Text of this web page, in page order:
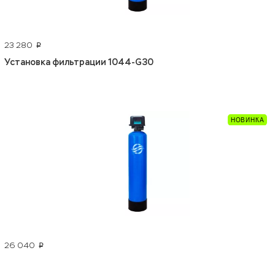
23 280 p
Установка фильтрации 1044-G30
26 040 p